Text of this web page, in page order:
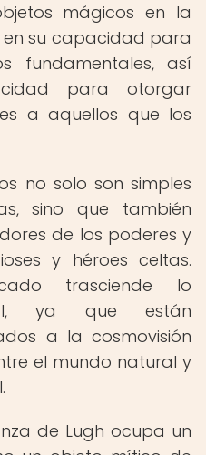
mágicos en la
su capacidad para
fundamentales, así
para otorgar
a aquellos que los
no solo son simples
sino que también
de los poderes y
y héroes celtas.
trasciende lo
ya que están
a la cosmovisión
el mundo natural y
de Lugh ocupa un